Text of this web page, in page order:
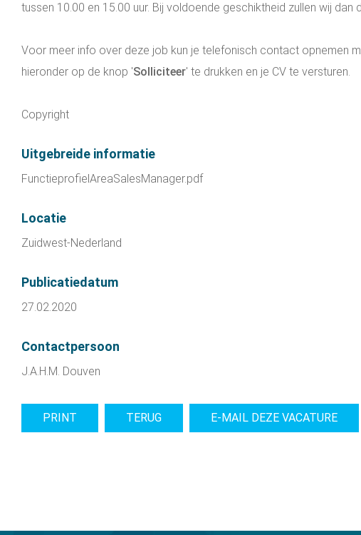
tussen 10.00 en 15.00 uur. Bij voldoende geschiktheid zullen wij
Voor meer info over deze job kun je telefonisch contact opnemen
hieronder op de knop 'Solliciteer' te drukken en je CV te versturen.
Copyright
Uitgebreide informatie
FunctieprofielAreaSalesManager.pdf
Locatie
Zuidwest-Nederland
Publicatiedatum
27.02.2020
Contactpersoon
J.A.H.M. Douven